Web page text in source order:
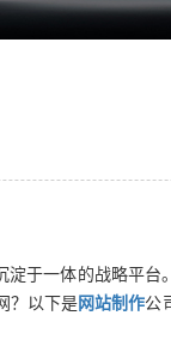
于一体的战略平
？以下是网站制作公